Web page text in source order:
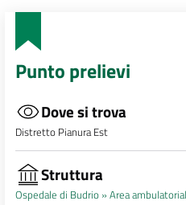
Punto prelievi
Dove si trova
Distretto Pianura Est
Struttura
Ospedale di Budrio »Area